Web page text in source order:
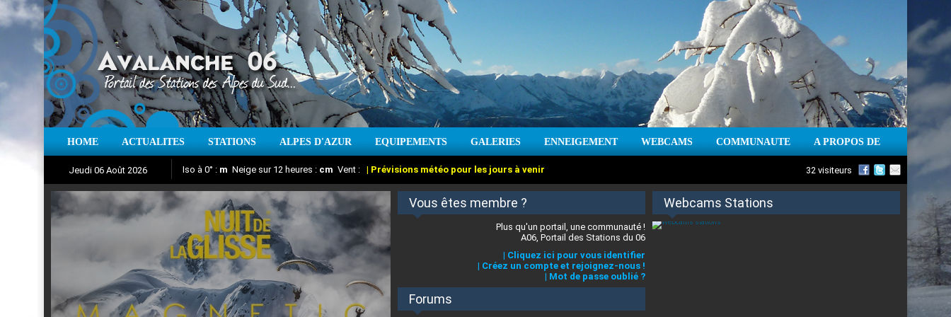
HOME ACTUALITES STATIONS ALPES D'AZUR EQUIPEMENTS GALERIES ENNEIGEMENT WEBCAMS COMMUNAUTE A PROPOS DE
Jeudi 06 Août 2026
Aujourd'hui : T° Min : T° Max :°C Prévisions météo pour les jours à venir
Iso à 0° : m Neige sur 12 heures : cm Vent : | Prévisions météo pour les jours à venir
Suivez en direct l'actualité des stations des Alpes-Maritimes
32 visiteurs
Nuit de la Glisse 2018 Vous êtes membre ?
Plus qu'un portail, une communauté !
A06, Portail des Stations du 06
| Cliquez ici pour vous identifier
| Créez un compte et rejoignez-nous !
| Mot de passe oublié ?
Forums
Webcams Stations